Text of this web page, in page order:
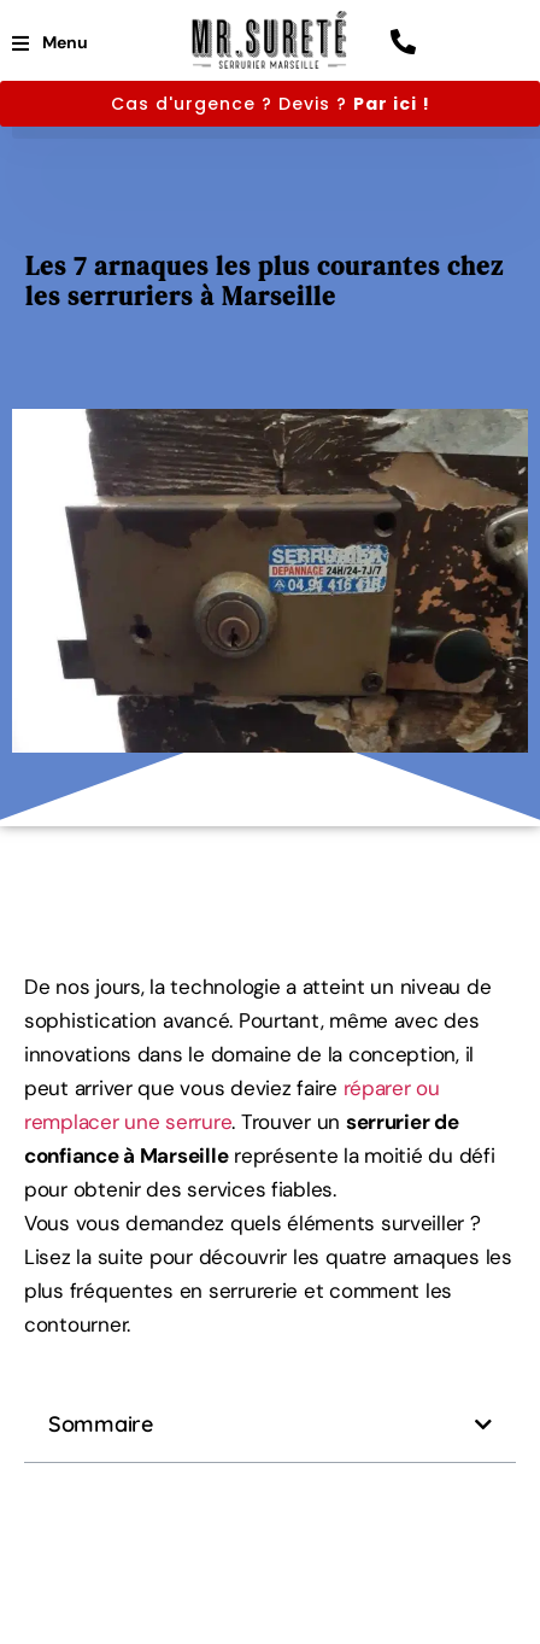
Menu
Cas d'urgence ? Devis ? Par ici !
Les 7 arnaques les plus courantes chez
les serruriers à Marseille
De nos jours, la technologie a atteint un niveau de
sophistication avancé. Pourtant, même avec des
innovations dans le domaine de la conception, il
peut arriver que vous deviez faire réparer ou
remplacer une serrure. Trouver un serrurier de
confiance à Marseillereprésente la moitié du défi
pour obtenir des services fiables.
Vous vous demandez quels éléments surveiller ?
Lisez la suite pour découvrir les quatre arnaques les
plus fréquentes en serrurerie et comment les
contourner.
Sommaire